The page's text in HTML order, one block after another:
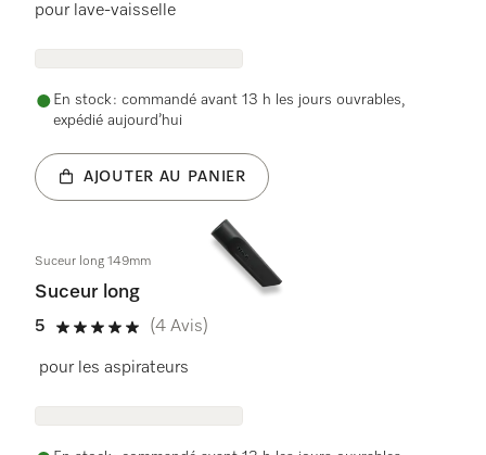
pour lave-vaisselle
En stock : commandé avant 13 h les jours ouvrables,
expédié aujourd’hui
AJOUTER AU PANIER
Suceur long 149mm
Suceur long
5
5 étoiles sur 5
(4 Avis)
pour les aspirateurs